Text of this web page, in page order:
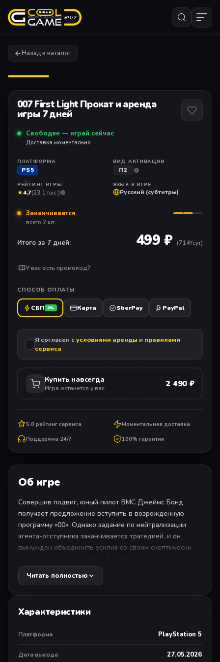
Назад в каталог
007 First Light Прокат и аренда
игры 7 дней
Свободен — играй сейчас
Доставка моментально
ПЛАТФОРМА
PS5
ВИД АКТИВАЦИИ
П2
РЕЙТИНГ ИГРЫ
★4.7(23,1 тыс.)
ЯЗЫК В ИГРЕ
Русский (субтитры)
Заканчивается
всего 2 шт.
Итого за 7 дней: 499 ₽ (71₽/сут)
У вас есть промокод?
СПОСОБ ОПЛАТЫ
СБП 0% Карта SberPay PayPal
Я согласен с условиями аренды и правилами
сервиса
Купить навсегда
Игра останется у вас 2 490 ₽
5.0 рейтинг сервиса
Моментальная доставка
Поддержка 24/7
100% гарантия
Об игре
Совершив подвиг, юный пилот ВМС Джеймс Бонд
получает предложение вступить в возрожденную
программу «00». Однако задание по нейтрализации
агента-отступника заканчивается трагедией, и он
вынужден объединить усилия со своим скептически
заговор и сорвать попытку переворота в самом сердце
государства.
Погрузитесь в новую уникальную и переосмысленную
череду событий, превративших дерзкого юного героя
Читать полностью
Характеристики
Платформа PlayStation 5
Дата выхода 27.05.2026